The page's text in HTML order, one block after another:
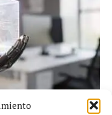
automatizar la